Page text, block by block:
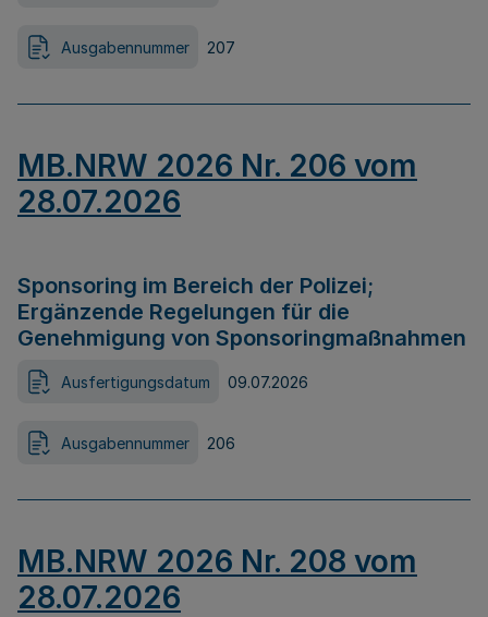
Ausgabennummer 207
MB.NRW 2026 Nr. 206 vom
28.07.2026
Sponsoring im Bereich der Polizei;
Ergänzende Regelungen für die
Genehmigung von Sponsoringmaßnahmen
Ausfertigungsdatum 09.07.2026
Ausgabennummer 206
MB.NRW 2026 Nr. 208 vom
28.07.2026